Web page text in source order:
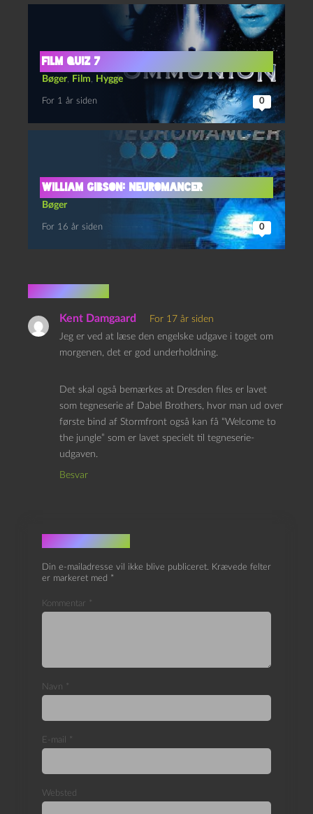
Film quiz 7
Bøger, Film, Hygge
For 1 år siden 0
William Gibson: Neuromancer
Bøger
For 16 år siden 0
1 kommentar
Kent Damgaard
For 17 år siden
Jeg er ved at læse den engelske udgave i toget om
morgenen, det er god underholdning.
Det skal også bemærkes at Dresden files er lavet
som tegneserie af Dabel Brothers, hvor man ud over
første bind af Stormfront også kan få “Welcome to
the jungle” som er lavet specielt til tegneserie-
udgaven.
Besvar
Skriv et svar
Din e-mailadresse vil ikke blive publiceret. Krævede felter
er markeret med *
Kommentar *
Navn *
E-mail *
Websted